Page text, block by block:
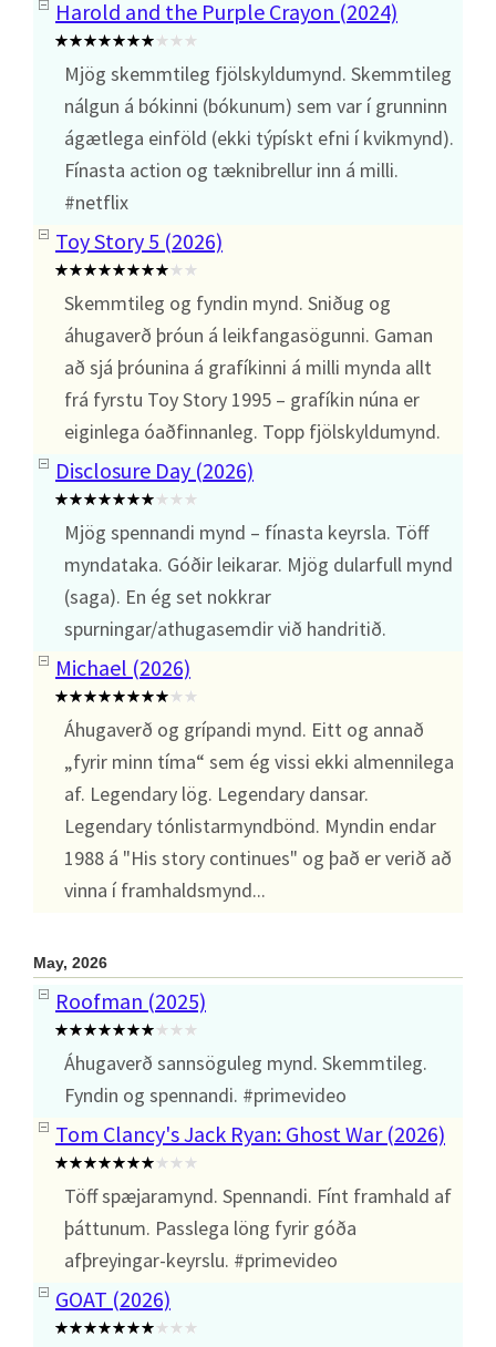
Harold and the Purple Crayon (2024)
Mjög skemmtileg fjölskyldumynd. Skemmtileg
nálgun á bókinni (bókunum) sem var í grunninn
ágætlega einföld (ekki týpískt efni í kvikmynd).
Fínasta action og tæknibrellur inn á milli.
#netflix
Toy Story 5 (2026)
Skemmtileg og fyndin mynd. Sniðug og
áhugaverð þróun á leikfangasögunni. Gaman
að sjá þróunina á grafíkinni á milli mynda allt
frá fyrstu Toy Story 1995 – grafíkin núna er
eiginlega óaðfinnanleg. Topp fjölskyldumynd.
Disclosure Day (2026)
Mjög spennandi mynd – fínasta keyrsla. Töff
myndataka. Góðir leikarar. Mjög dularfull mynd
(saga). En ég set nokkrar
spurningar/athugasemdir við handritið.
Michael (2026)
Áhugaverð og grípandi mynd. Eitt og annað
„fyrir minn tíma“ sem ég vissi ekki almennilega
af. Legendary lög. Legendary dansar.
Legendary tónlistarmyndbönd. Myndin endar
1988 á "His story continues" og það er verið að
vinna í framhaldsmynd...
May, 2026
Roofman (2025)
Áhugaverð sannsöguleg mynd. Skemmtileg.
Fyndin og spennandi. #primevideo
Tom Clancy's Jack Ryan: Ghost War (2026)
Töff spæjaramynd. Spennandi. Fínt framhald af
þáttunum. Passlega löng fyrir góða
afþreyingar-keyrslu. #primevideo
GOAT (2026)